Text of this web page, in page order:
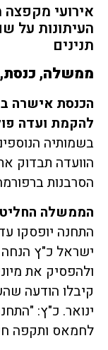
אירועי
העיתונות על
תנינים
ממשלה,
הכנסת אישרה
להקמת ועדה
בשמותיה
הוועדה תבדוק
הסרבנות
הממשלה
ישראל כ"ץ הנחה
ולהפסיק את
קיבלו הודעה
ינואר. כ"ץ:
לחמאס ותקפה